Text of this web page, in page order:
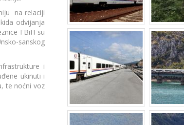
na relaciji
odvijanja
FBiH su
sanskog
i
ukinuti i
te noćni voz